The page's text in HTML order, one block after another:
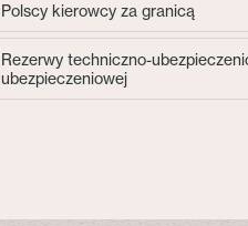
Polscy kierowcy za granicą
Rezerwy techniczno-
ubezpieczeniowej